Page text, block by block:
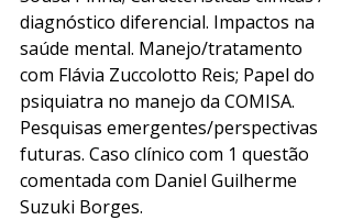
diagnóstico diferencial. Impactos na
saúde mental. Manejo/tratamento
com Flávia Zuccolotto Reis; Papel do
psiquiatra no manejo da COMISA.
Pesquisas emergentes/perspectivas
futuras. Caso clínico com 1 questão
comentada com Daniel Guilherme
Suzuki Borges.